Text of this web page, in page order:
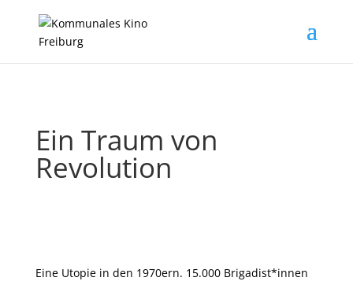
Ein Traum von
Revolution
Eine Utopie in den 1970ern. 15.000 Brigadist*innen